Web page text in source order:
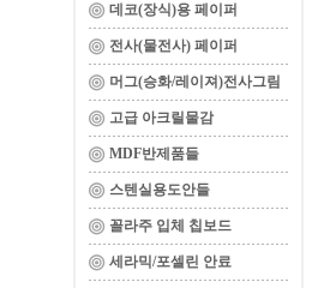
데코(장식)용 페이퍼
전사(물전사) 페이퍼
머그(승화/레이져)전사그림
고급 아크릴물감
MDF반제품들
스텐실용도안들
꼴라주 입체 칩보드
세라믹/포셀린 안료